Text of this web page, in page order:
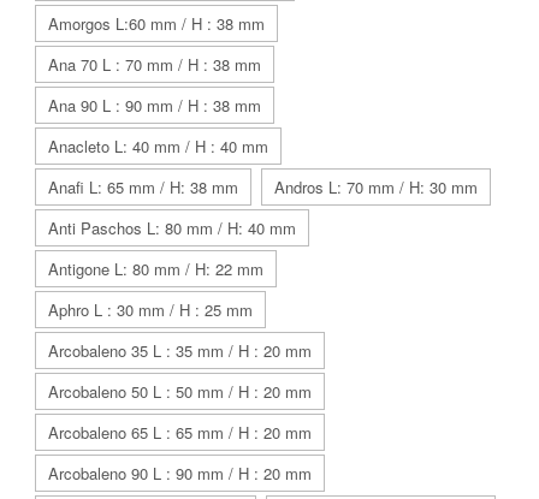
Amorgos L:60 mm / H : 38 mm
Ana 70 L : 70 mm / H : 38 mm
Ana 90 L : 90 mm / H : 38 mm
Anacleto L: 40 mm / H : 40 mm
Anafi L: 65 mm / H: 38 mm
Andros L: 70 mm / H: 30 mm
Anti Paschos L: 80 mm / H: 40 mm
Antigone L: 80 mm / H: 22 mm
Aphro L : 30 mm / H : 25 mm
Arcobaleno 35 L : 35 mm / H : 20 mm
Arcobaleno 50 L : 50 mm / H : 20 mm
Arcobaleno 65 L : 65 mm / H : 20 mm
Arcobaleno 90 L : 90 mm / H : 20 mm